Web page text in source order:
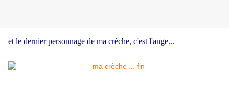
et le dernier personnage de ma crèche, c'est l'ange...